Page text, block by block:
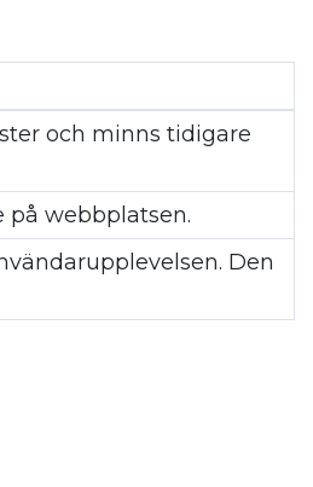
och minns tidigare
på webbplatsen.
Den